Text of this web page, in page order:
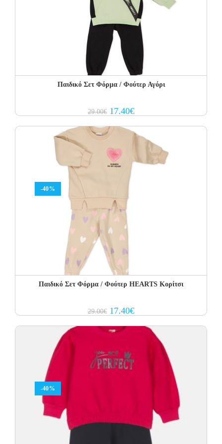
Παιδικό Σετ Φόρμα / Φούτερ Αγόρι
29.00€ Original
price
29.00€.
17.40€Current
price
17.40€.
-40%
Παιδικό Σετ Φόρμα / Φούτερ HEARTS Κορίτσι
29.00€ Original
price
29.00€.
17.40€Current
price
17.40€.
-40%